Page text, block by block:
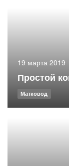
19 марта 2019
Простой
Матковод